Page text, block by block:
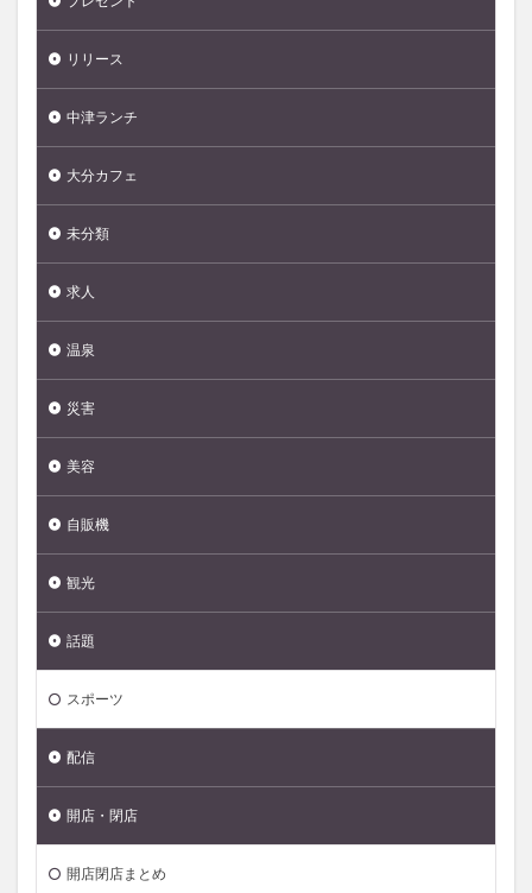
リリース
中津ランチ
大分カフェ
未分類
求人
温泉
災害
美容
自販機
観光
話題
スポーツ
配信
開店・閉店
開店閉店まとめ